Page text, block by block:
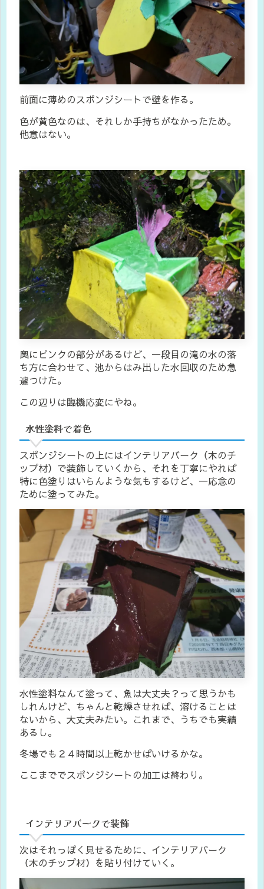
前面に薄めのスポンジシートで壁を作る。
色が黄色なのは、それしか手持ちがなかったため。
他意はない。
奥にピンクの部分があるけど、一段目の滝の水の落
ち方に合わせて、池からはみ出した水回収のため急
遽つけた。
この辺りは臨機応変にやね。
水性塗料で着色
スポンジシートの上にはインテリアバーク（木のチ
ップ材）で装飾していくから、それを丁寧にやれば
特に色塗りはいらんような気もするけど、一応念の
ために塗ってみた。
水性塗料なんて塗って、魚は大丈夫？って思うかも
しれんけど、ちゃんと乾燥させれば、溶けることは
ないから、大丈夫みたい。これまで、うちでも実績
あるし。
冬場でも２４時間以上乾かせばいけるかな。
ここまででスポンジシートの加工は終わり。
インテリアバークで装飾
次はそれっぽく見せるために、インテリアバーク
（木のチップ材）を貼り付けていく。